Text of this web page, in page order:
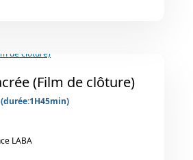
(Film de clôture)
(durée:1H45min)
LABA